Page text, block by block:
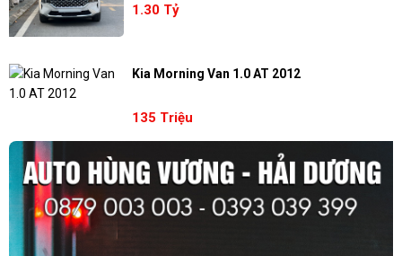
1.30 Tỷ
Kia Morning Van 1.0 AT 2012
135 Triệu